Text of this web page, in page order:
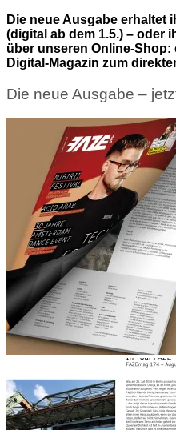
Die neue Ausgabe erhaltet
(digital ab dem 1.5.) – oder
über unseren Online-
Digital-Magazin zum
Die neue Ausgabe –